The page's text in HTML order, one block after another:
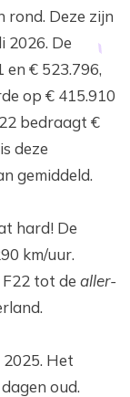
rond. Deze zijn
2026. De
€ 523.796,
op € 415.910
bedraagt €
deze
gemiddeld.
hard! De
km/uur.
tot de aller-
Het
oud.